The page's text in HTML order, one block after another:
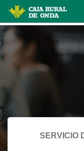
Cargando
contenido,
favor
SERVICIO